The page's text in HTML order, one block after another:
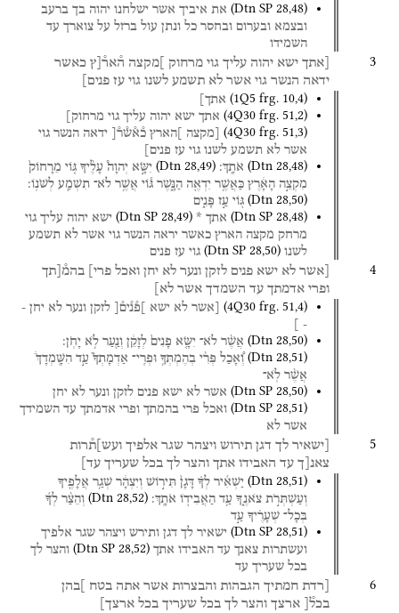
(Dtn SP 28,48) את איביך אשר ישלחנו יהוה בך ברעב
ובצמא ובערום ובחסר כל ונתן עול ברזל על צוארך עד
השמידו
3 [אתך ישא יהוה עליך גוי מרחוק ]מקצה ה֯אר֯[ץ כאשר
ידאה הנשר גוי אשר לא תשמע לשנו גוי עז פנים]
(1Q5 frg. 10,4) אתך]
(4Q30 frg. 51,2) אתך ישא יהוה עליך גוי מרחוק]
(4Q30 frg. 51,3) [מקצה ]הארץ כ֯א֯ש֯ר֯[ ידאה הנשר גוי
אשר לא תשמע לשנו גוי עז פנים]
(Dtn 28,48) אֹתָֽךְ׃ (Dtn 28,49) יִשָּׂ֣א יְהוָה֩ עָלֶ֨יךָ גּ֤וֹי מֵרָחוֹק֙
מִקְצֵ֣ה הָאָ֔רֶץ כַּאֲשֶׁ֥ר יִדְאֶ֖ה הַנָּ֑שֶׁר גּ֕וֹי אֲשֶׁ֥ר לֹא־ תִשְׁמַ֖ע לְשֹׁנֽוֹ׃
(Dtn 28,50) גּ֖וֹי עַ֣ז פָּנִ֑ים
(Dtn SP 28,48) אתך *
(Dtn SP 28,49) ישא יהוה עליך גוי
מרחק מקצה הארץ כאשר יראה הנשר גוי אשר לא תשמע
לשנו
(Dtn SP 28,50) גוי עז פנים
4 [אשר לא ישא פנים לזקן ונער לא יחן ואכל פרי]
בהמ֯[תך
ופרי אדמתך עד השמדך אשר לא]
(4Q30 frg. 51,4) [אשר לא ישא ]פ֯נ֯ים֯[ לזקן ונער לא יחן -
-
(Dtn 28,50) אֲשֶׁ֨ר לֹא־ יִשָּׂ֤א פָנִים֙ לְזָקֵ֔ן וְנַ֖עַר לֹ֥א יָחֹֽן׃
(Dtn 28,51) וְ֠אָכַל פְּרִ֨י בְהֶמְתְּךָ֥ וּפְרִֽי־ אַדְמָתְךָ֮ עַ֣ד הִשָּֽׁמְדָךְ֒
אֲשֶׁ֨ר לֹֽא־
(Dtn SP 28,50) אשר לא ישא פנים לזקן ונער לא יחן
(Dtn SP 28,51) ואכל פרי בהמתך ופרי אדמתך עד השמידך
אשר לא
5 [ישאיר לך דגן תירוש ויצהר שגר אלפיך ועש]ת֯רות
צאנ[ך עד האבידו אתך והצר לך בכל שעריך עד]
(Dtn 28,51) יַשְׁאִ֜יר לְךָ֗ דָּגָן֙ תִּיר֣וֹשׁ וְיִצְהָ֔ר שְׁגַ֥ר אֲלָפֶ֖יךָ
וְעַשְׁתְּרֹ֣ת צֹאנֶ֑ךָ עַ֥ד הַאֲבִיד֖וֹ אֹתָֽךְ׃ (Dtn 28,52) וְהֵצַ֨ר לְךָ֜
בְּכָל־ שְׁעָרֶ֗יךָ עַ֣ד
(Dtn SP 28,51) ישאיר לך דגן ותירש ויצהר שגר אלפיך
ועשתרות צאנך עד האבידו אתך (Dtn SP 28,52) והצר לך
בכל שעריך עד
6 [רדת חמתיך הגבהות והבצרות אשר אתה בטח
]בהן
בכל֯[
ארצך והצר לך בכל שעריך בכל ארצך]